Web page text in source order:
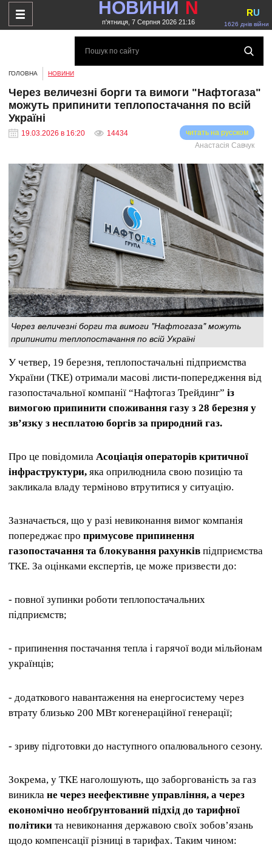
НОВИНИ N
п'ятниця, 7 Серпня 2026 21:16 1626 днів війни
RU
ГОЛОВНА НОВИНИ
Через величезні борги та вимоги "Нафтогаза"
можуть припинити теплопостачання по всій
Україні
19.03.2026 в 16:20 14434
читать на русском
Анастасія Савчук
Через величезні борги та вимоги "Нафтогаза" можуть
припинити теплопостачання по всій Україні
У четвер, 19 березня, теплопостачальні підприємства
України (ТКЕ) отримали масові листи-попередження від
газопостачальної компанії “Нафтогаз Трейдинг” із
вимогою припинити споживання газу з 28 березня у
зв’язку з несплатою боргів за природний газ.
Про це повідомила Асоціація операторів критичної
інфраструктури, яка оприлюднила свою позицію та
закликала владу терміново втрутитися у ситуацію.
Зазначається, що у разі невиконання вимог компанія
попереджає про примусове припинення
газопостачання та блокування рахунків підприємства
ТКЕ. За оцінками експертів, це може призвести до:
- повної зупинки роботи теплопостачальних
підприємств;
- припинення постачання тепла і гарячої води мільйонам
українців;
- додаткового навантаження на енергосистему через
втрату близько 200 МВт когенераційної генерації;
- зриву підготовки до наступного опалювального сезону.
Зокрема, у ТКЕ наголошують, що заборгованість за газ
виникла не через неефективне управління, а через
економічно необґрунтований підхід до тарифної
політики та невиконання державою своїх зобов’язань
щодо компенсації різниці в тарифах. Таким чином: